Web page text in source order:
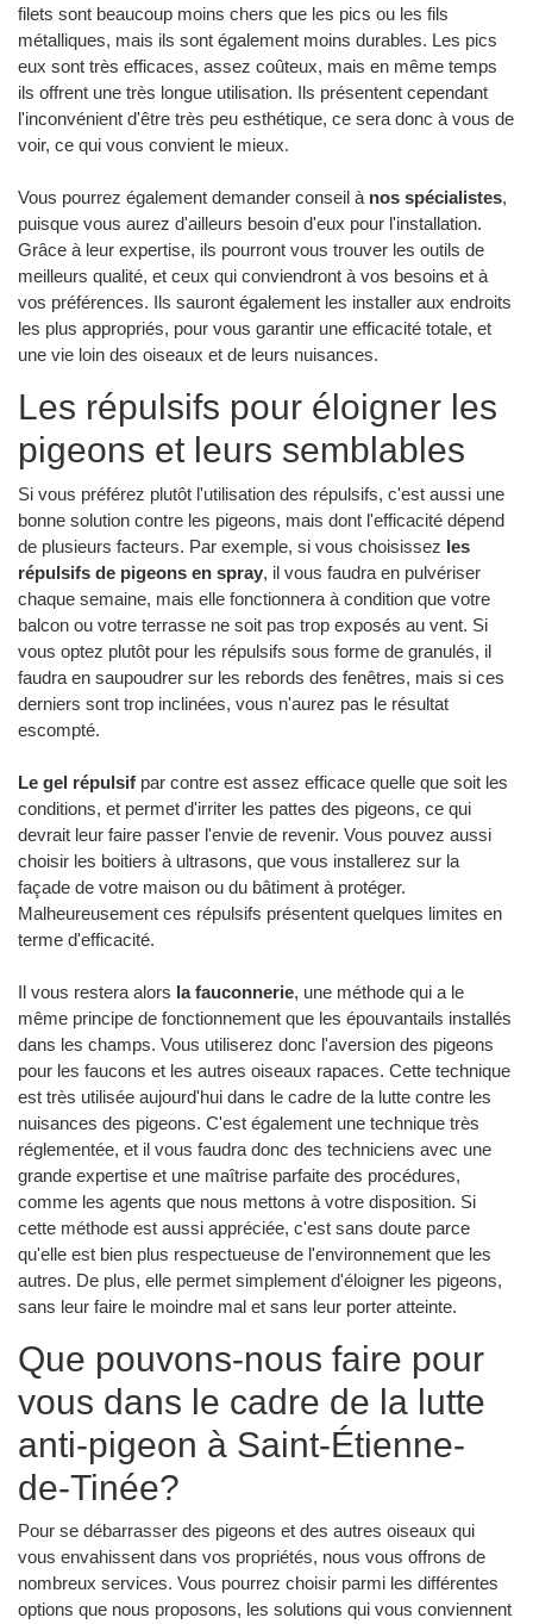
filets sont beaucoup moins chers que les pics ou les fils
métalliques, mais ils sont également moins durables. Les pics
eux sont très efficaces, assez coûteux, mais en même temps
ils offrent une très longue utilisation. Ils présentent cependant
l'inconvénient d'être très peu esthétique, ce sera donc à vous de
voir, ce qui vous convient le mieux.
Vous pourrez également demander conseil à nos spécialistes,
puisque vous aurez d'ailleurs besoin d'eux pour l'installation.
Grâce à leur expertise, ils pourront vous trouver les outils de
meilleurs qualité, et ceux qui conviendront à vos besoins et à
vos préférences. Ils sauront également les installer aux endroits
les plus appropriés, pour vous garantir une efficacité totale, et
une vie loin des oiseaux et de leurs nuisances.
Les répulsifs pour éloigner les
pigeons et leurs semblables
Si vous préférez plutôt l'utilisation des répulsifs, c'est aussi une
bonne solution contre les pigeons, mais dont l'efficacité dépend
de plusieurs facteurs. Par exemple, si vous choisissez les
répulsifs de pigeons en spray, il vous faudra en pulvériser
chaque semaine, mais elle fonctionnera à condition que votre
balcon ou votre terrasse ne soit pas trop exposés au vent. Si
vous optez plutôt pour les répulsifs sous forme de granulés, il
faudra en saupoudrer sur les rebords des fenêtres, mais si ces
derniers sont trop inclinées, vous n'aurez pas le résultat
escompté.
Le gel répulsif par contre est assez efficace quelle que soit les
conditions, et permet d'irriter les pattes des pigeons, ce qui
devrait leur faire passer l'envie de revenir. Vous pouvez aussi
choisir les boitiers à ultrasons, que vous installerez sur la
façade de votre maison ou du bâtiment à protéger.
Malheureusement ces répulsifs présentent quelques limites en
terme d'efficacité.
Il vous restera alors la fauconnerie, une méthode qui a le
même principe de fonctionnement que les épouvantails installés
dans les champs. Vous utiliserez donc l'aversion des pigeons
pour les faucons et les autres oiseaux rapaces. Cette technique
est très utilisée aujourd'hui dans le cadre de la lutte contre les
nuisances des pigeons. C'est également une technique très
réglementée, et il vous faudra donc des techniciens avec une
grande expertise et une maîtrise parfaite des procédures,
comme les agents que nous mettons à votre disposition. Si
cette méthode est aussi appréciée, c'est sans doute parce
qu'elle est bien plus respectueuse de l'environnement que les
autres. De plus, elle permet simplement d'éloigner les pigeons,
sans leur faire le moindre mal et sans leur porter atteinte.
Que pouvons-nous faire pour
vous dans le cadre de la lutte
anti-pigeon à Saint-Étienne-
de-Tinée?
Pour se débarrasser des pigeons et des autres oiseaux qui
vous envahissent dans vos propriétés, nous vous offrons de
nombreux services. Vous pourrez choisir parmi les différentes
options que nous proposons, les solutions qui vous conviennent